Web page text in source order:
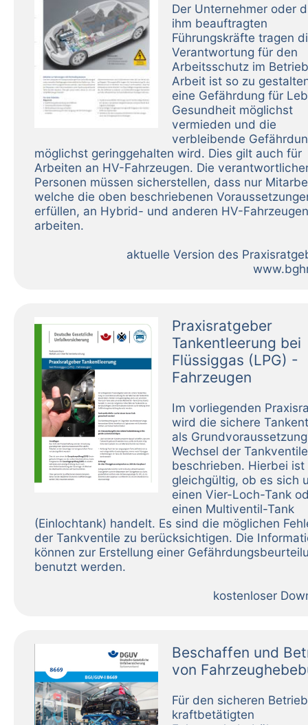
Der Unternehmer oder
ihm beauftragten
Führungskräfte tragen
Verantwortung für den
Arbeitsschutz im
Arbeit ist so zu
eine Gefährdung für
Gesundheit möglichst
vermieden und die
verbleibende
möglichst geringgehalten wird. Dies gilt auch für
Arbeiten an HV-Fahrzeugen. Die
Personen müssen sicherstellen, dass nur
welche die oben beschriebenen
erfüllen, an Hybrid- und anderen HV-Fahrzeugen
arbeiten.
aktuelle Version des
Praxisratgeber
Tankentleerung bei
Flüssiggas (LPG) -
Fahrzeugen
Im vorliegenden
wird die sichere
als
Wechsel der Tankventile
beschrieben. Hierbei ist
gleichgültig, ob es sich
einen Vier-Loch-Tank
einen Multiventil-Tank
(Einlochtank) handelt. Es sind die möglichen
der Tankventile zu berücksichtigen. Die
können zur Erstellung einer
benutzt werden.
kostenloser
Beschaffen und
von
Für den sicheren
kraftbetätigten